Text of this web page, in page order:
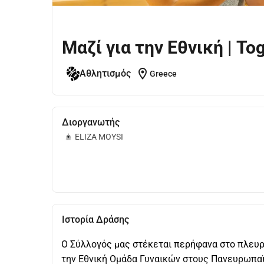
Μαζί για την Εθνική |
Αθλητισμός location_on Greece
Διοργανωτής
ELIZA MOYSI
Ιστορία Δράσης
Ο Σύλλογός μας στέκεται περήφανα στο
την Εθνική Ομάδα Γυναικών στους